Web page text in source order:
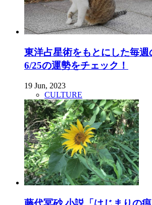
東洋占星術をもとにした毎週
6/25の運勢をチェック！
19 Jun, 2023
CULTURE